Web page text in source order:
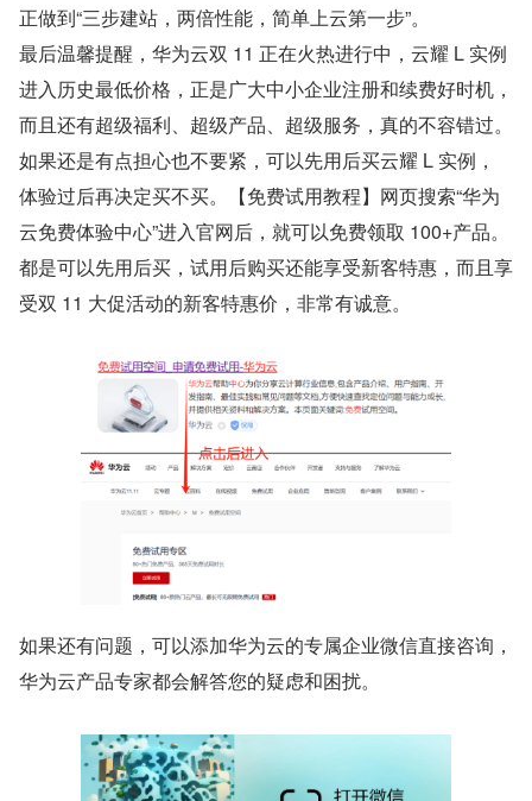
正做到“三步建站，两倍性能，简单上云第一步”。
最后温馨提醒，华为云双 11 正在火热进行中，云耀 L 实例
进入历史最低价格，正是广大中小企业注册和续费好时机，
而且还有超级福利、超级产品、超级服务，真的不容错过。
如果还是有点担心也不要紧，可以先用后买云耀 L 实例，
体验过后再决定买不买。【免费试用教程】网页搜索“华为
云免费体验中心”进入官网后，就可以免费领取 100+产品。
都是可以先用后买，试用后购买还能享受新客特惠，而且享
受双 11 大促活动的新客特惠价，非常有诚意。
如果还有问题，可以添加华为云的专属企业微信直接咨询，
华为云产品专家都会解答您的疑虑和困扰。